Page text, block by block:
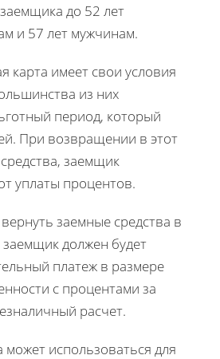
до 52 лет
и 57 лет мужчинам.
карта имеет свои условия
из них
период, который
При возвращении в этот
заемщик
уплаты процентов.
заемные средства в
заемщик должен будет
платеж в размере
с процентами за
расчет.
может использоваться для